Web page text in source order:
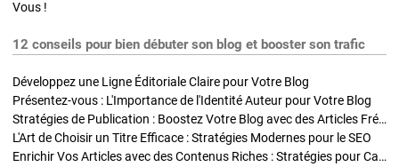
Vous !
12 conseils pour bien débuter son blog et booster son trafic
Développez une Ligne Éditoriale Claire pour Votre Blog
Présentez-vous : L'Importance de l'Identité Auteur pour Votre Blog
Stratégies de Publication : Boostez Votre Blog avec des Articles Fréquents et Exclusifs
L'Art de Choisir un Titre Efficace : Stratégies Modernes pour le SEO
Enrichir Vos Articles avec des Contenus Riches : Stratégies pour Captiver et Optimiser